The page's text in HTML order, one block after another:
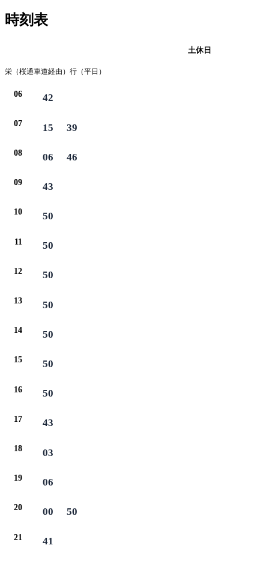
時刻表
土休日
栄（桜通車道経由）行（平日）
06 42
07 15 39
08 06 46
09 43
10 50
11 50
12 50
13 50
14 50
15 50
16 50
17 43
18 03
19 06
20 00 50
21 41